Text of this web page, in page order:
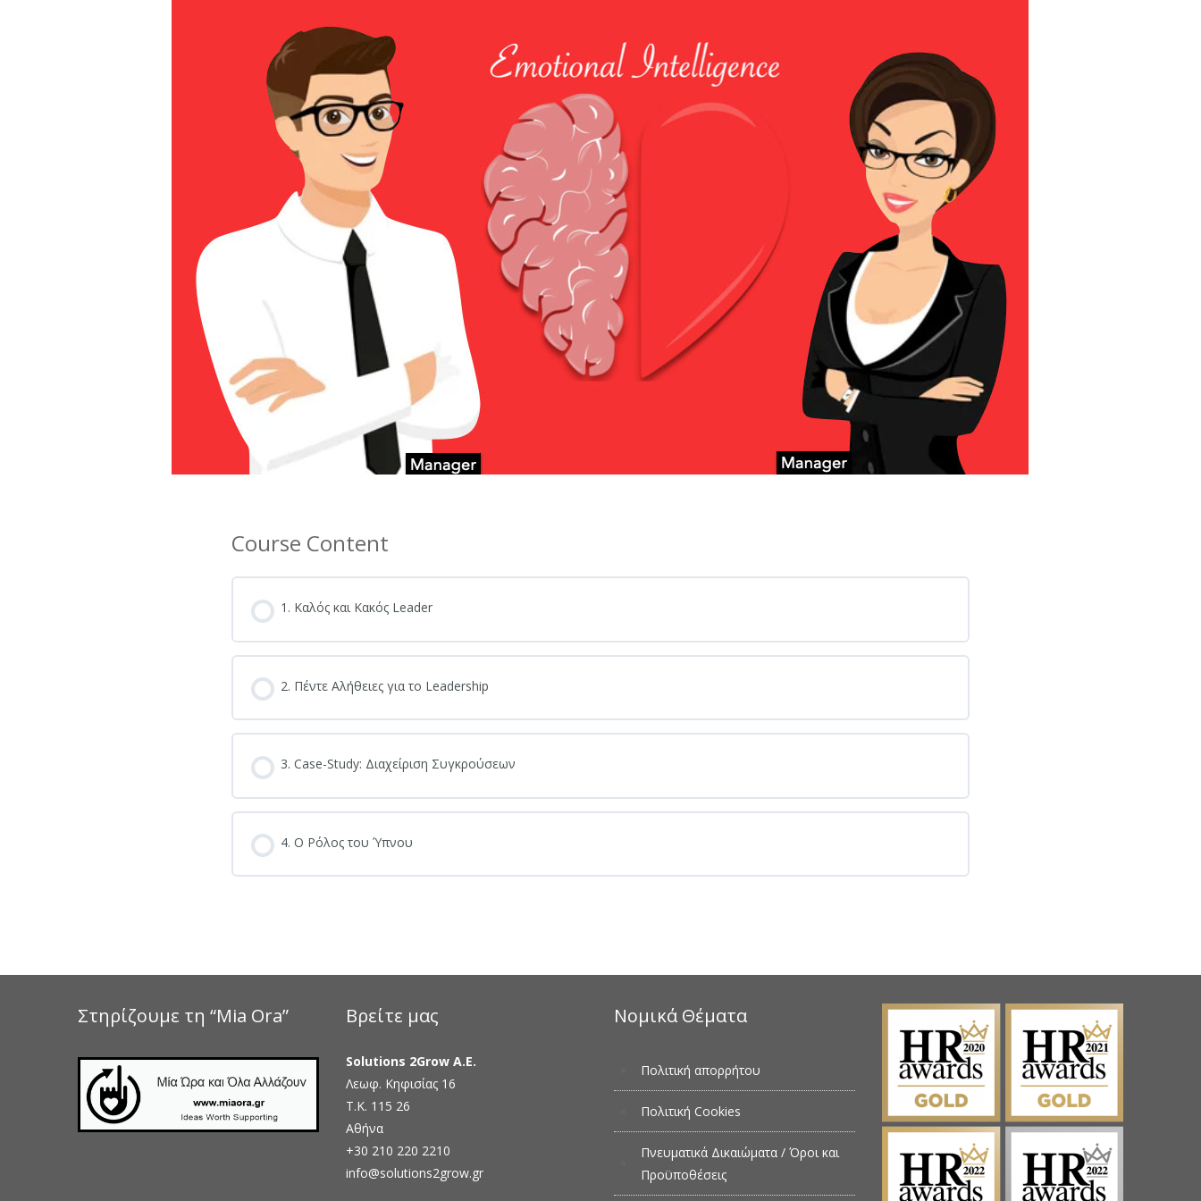
Course Content
1. Καλός και Κακός Leader
2. Πέντε Αλήθειες για το Leadership
3. Case-Study: Διαχείριση Συγκρούσεων
4. Ο Ρόλος του Ύπνου
Στηρίζουμε τη “Mia Ora” Βρείτε μας
Solutions 2Grow Α.Ε.
Λεωφ. Κηφισίας 16
Τ.Κ. 115 26
Αθήνα
+30 210 220 2210
info@solutions2grow.gr
Νομικά Θέματα
Πολιτική απορρήτου
Πολιτική Cookies
Πνευματικά Δικαιώματα / Όροι και
Προϋποθέσεις